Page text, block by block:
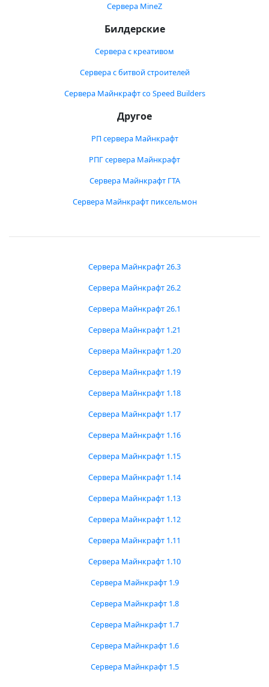
Сервера MineZ
Билдерские
Сервера с креативом
Сервера с битвой строителей
Сервера Майнкрафт со Speed Builders
Другое
РП сервера Майнкрафт
РПГ сервера Майнкрафт
Сервера Майнкрафт ГТА
Сервера Майнкрафт пиксельмон
Сервера Майнкрафт 26.3
Сервера Майнкрафт 26.2
Сервера Майнкрафт 26.1
Сервера Майнкрафт 1.21
Сервера Майнкрафт 1.20
Сервера Майнкрафт 1.19
Сервера Майнкрафт 1.18
Сервера Майнкрафт 1.17
Сервера Майнкрафт 1.16
Сервера Майнкрафт 1.15
Сервера Майнкрафт 1.14
Сервера Майнкрафт 1.13
Сервера Майнкрафт 1.12
Сервера Майнкрафт 1.11
Сервера Майнкрафт 1.10
Сервера Майнкрафт 1.9
Сервера Майнкрафт 1.8
Сервера Майнкрафт 1.7
Сервера Майнкрафт 1.6
Сервера Майнкрафт 1.5